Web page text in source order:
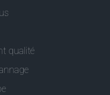
qualité